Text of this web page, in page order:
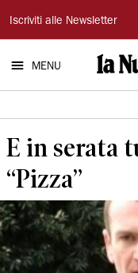
La
Nuova
Ferrara
Iscriviti alle Newsletter
MENU
E in serata
“Pizza”